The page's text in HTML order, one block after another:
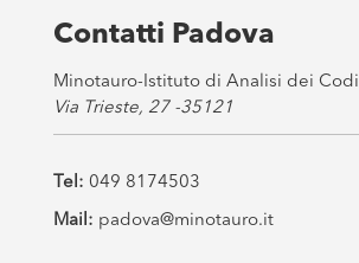
Contatti Padova
Minotauro-Istituto di Analisi dei
Via Trieste, 27 -35121
Tel: 049 8174503
Mail: padova@minotauro.it